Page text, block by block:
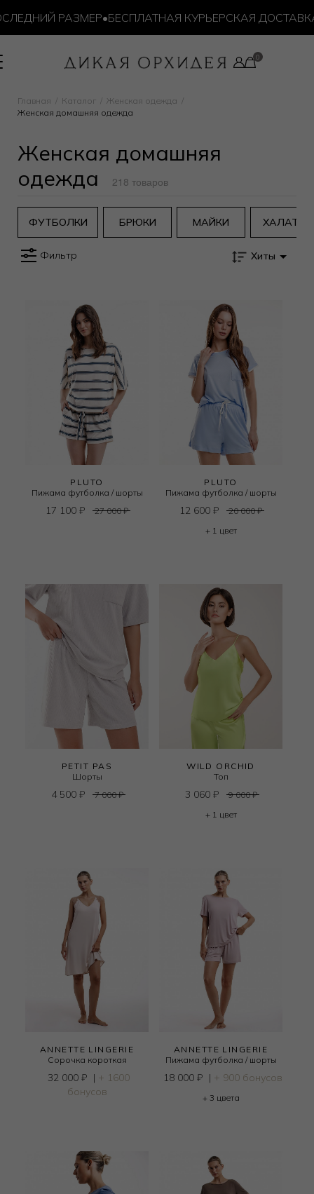
РАЗМЕР•БЕСПЛАТНАЯ КУРЬЕРСКАЯ ДОСТАВКА
Главная Каталог
Женская одежда
Женская домашняя одежда
Женская домашняя
одежда
218 товаров
ФУТБОЛКИ БРЮКИ МАЙКИ ХАЛАТЫ
Фильтр Хиты
PLUTO
Пижама футболка / шорты
17 100 ₽ 27 000₽
PLUTO
Пижама футболка / шорты
12 600 ₽ 20 000₽
+ 1 цвет
PETIT PAS
Шорты
4 500 ₽ 7 000₽
WILD ORCHID
Топ
3 060 ₽ 9 000₽
+ 1 цвет
ANNETTE LINGERIE
Сорочка короткая
32 000 ₽ | + 1600
бонусов
ANNETTE LINGERIE
Пижама футболка / шорты
18 000 ₽ | + 900 бонусов
+ 3 цвета